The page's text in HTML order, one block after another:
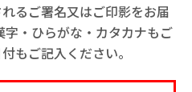
るご署名又はご印影をお届
・ひらがな・カタカナもご
もご記入ください。